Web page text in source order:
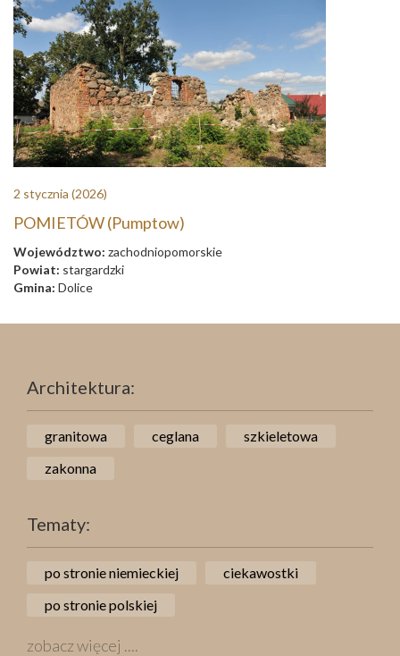
2 stycznia (2026)
POMIETÓW (Pumptow)
Województwo: zachodniopomorskie
Powiat: stargardzki
Gmina: Dolice
Architektura:
granitowa ceglana
szkieletowa
zakonna
Tematy:
po stronie niemieckiej
ciekawostki
po stronie polskiej
zobacz więcej ....